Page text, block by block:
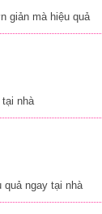
tinh bột
nhiên